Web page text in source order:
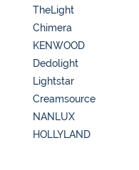
TheLight
Chimera
KENWOOD
Dedolight
Lightstar
Creamsource
NANLUX
HOLLYLAND